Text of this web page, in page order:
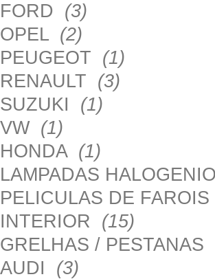
FORD (3)
OPEL (2)
PEUGEOT (1)
RENAULT (3)
SUZUKI (1)
VW (1)
HONDA (1)
LAMPADAS
PELICULAS DE FAROIS
INTERIOR (15)
GRELHAS / PESTANAS
AUDI (3)